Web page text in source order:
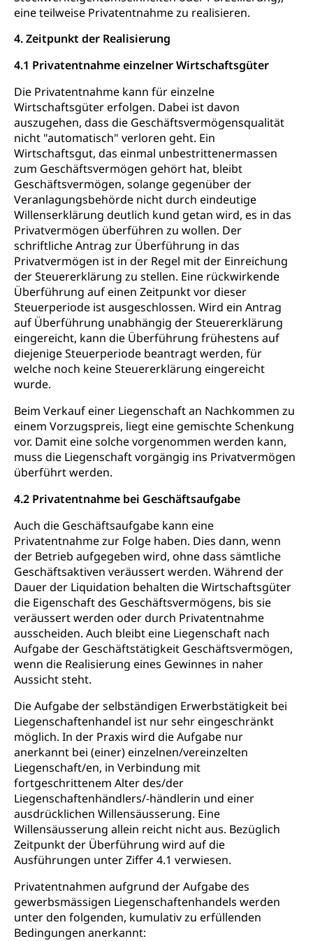
eine teilweise Privatentnahme zu realisieren.
4. Zeitpunkt der Realisierung
4.1 Privatentnahme einzelner Wirtschaftsgüter
Die Privatentnahme kann für einzelne
Wirtschaftsgüter erfolgen. Dabei ist davon
auszugehen, dass die Geschäftsvermögensqualität
nicht "automatisch" verloren geht. Ein
Wirtschaftsgut, das einmal unbestrittenermassen
zum Geschäftsvermögen gehört hat, bleibt
Geschäftsvermögen, solange gegenüber der
Veranlagungsbehörde nicht durch eindeutige
Willenserklärung deutlich kund getan wird, es in das
Privatvermögen überführen zu wollen. Der
schriftliche Antrag zur Überführung in das
Privatvermögen ist in der Regel mit der Einreichung
der Steuererklärung zu stellen. Eine rückwirkende
Überführung auf einen Zeitpunkt vor dieser
Steuerperiode ist ausgeschlossen. Wird ein Antrag
auf Überführung unabhängig der Steuererklärung
eingereicht, kann die Überführung frühestens auf
diejenige Steuerperiode beantragt werden, für
welche noch keine Steuererklärung eingereicht
wurde.
Beim Verkauf einer Liegenschaft an Nachkommen zu
einem Vorzugspreis, liegt eine gemischte Schenkung
vor. Damit eine solche vorgenommen werden kann,
muss die Liegenschaft vorgängig ins Privatvermögen
überführt werden.
4.2 Privatentnahme bei Geschäftsaufgabe
Auch die Geschäftsaufgabe kann eine
Privatentnahme zur Folge haben. Dies dann, wenn
der Betrieb aufgegeben wird, ohne dass sämtliche
Geschäftsaktiven veräussert werden. Während der
Dauer der Liquidation behalten die Wirtschaftsgüter
die Eigenschaft des Geschäftsvermögens, bis sie
veräussert werden oder durch Privatentnahme
ausscheiden. Auch bleibt eine Liegenschaft nach
Aufgabe der Geschäftstätigkeit Geschäftsvermögen,
wenn die Realisierung eines Gewinnes in naher
Aussicht steht.
Die Aufgabe der selbständigen Erwerbstätigkeit bei
Liegenschaftenhandel ist nur sehr eingeschränkt
möglich. In der Praxis wird die Aufgabe nur
anerkannt bei (einer) einzelnen/vereinzelten
Liegenschaft/en, in Verbindung mit
fortgeschrittenem Alter des/der
Liegenschaftenhändlers/-händlerin und einer
ausdrücklichen Willensäusserung. Eine
Willensäusserung allein reicht nicht aus. Bezüglich
Zeitpunkt der Überführung wird auf die
Ausführungen unter Ziffer 4.1 verwiesen.
Privatentnahmen aufgrund der Aufgabe des
gewerbsmässigen Liegenschaftenhandels werden
unter den folgenden, kumulativ zu erfüllenden
Bedingungen anerkannt: